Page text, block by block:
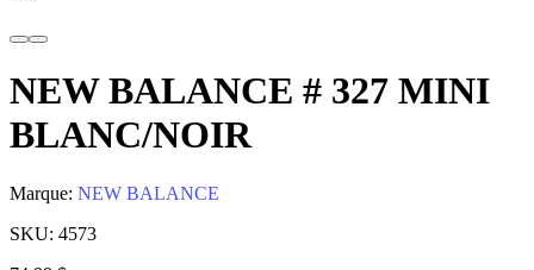
NEW BALANCE # 327 MINI
BLANC/NOIR
Marque: NEW BALANCE
SKU: 4573